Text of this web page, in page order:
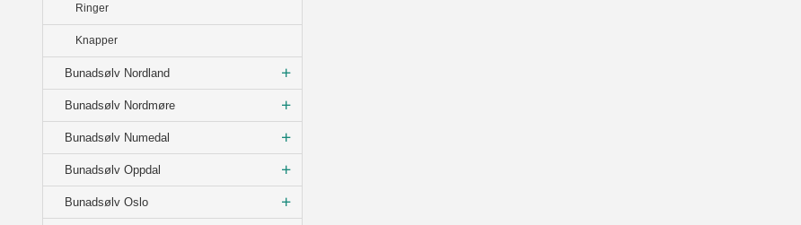
Ringer
Knapper
Bunadsølv Nordland
Bunadsølv Nordmøre
Bunadsølv Numedal
Bunadsølv Oppdal
Bunadsølv Oslo